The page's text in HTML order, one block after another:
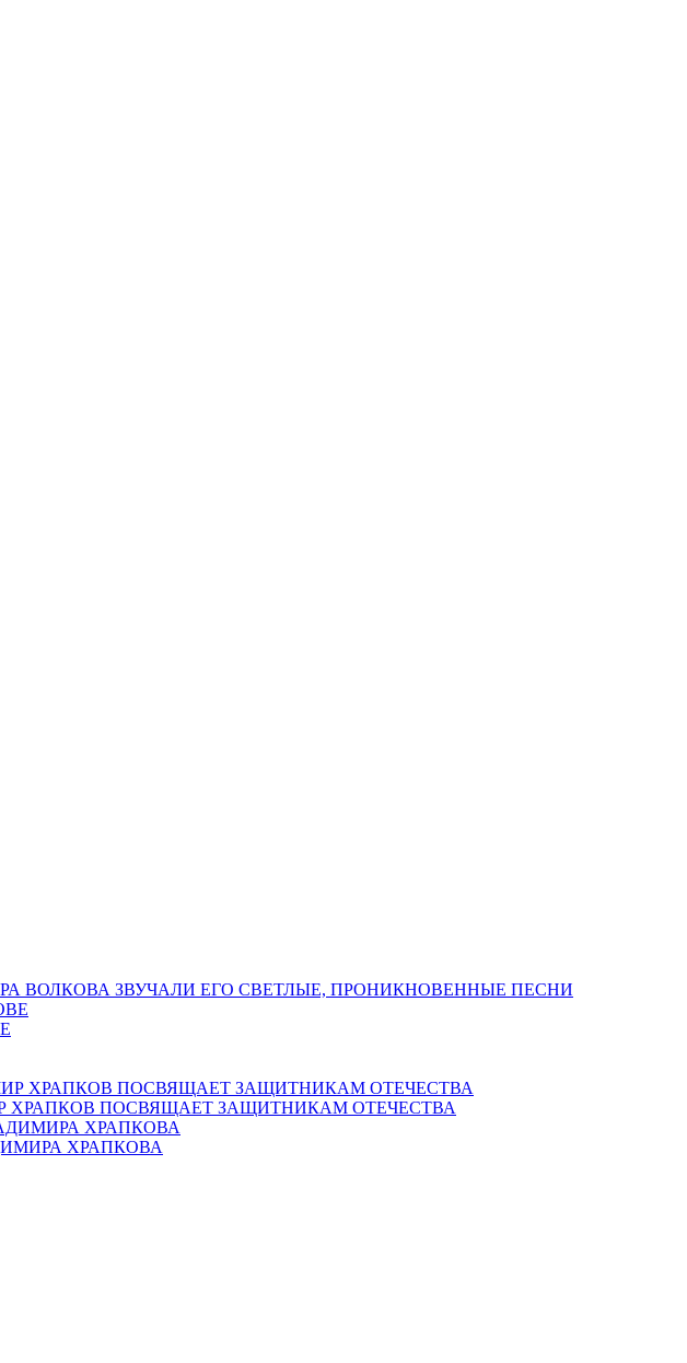
ВОЛКОВА ЗВУЧАЛИ ЕГО СВЕТЛЫЕ, ПРОНИКНОВЕННЫЕ ПЕСНИ
ХРАПКОВ ПОСВЯЩАЕТ ЗАЩИТНИКАМ ОТЕЧЕСТВА
ХРАПКОВА